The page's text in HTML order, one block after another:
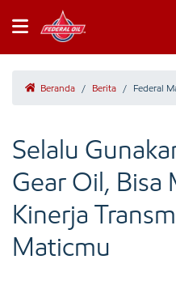
Beranda / Berita / Federal
Selalu
Gear Oil, Bisa
Kinerja
Maticmu